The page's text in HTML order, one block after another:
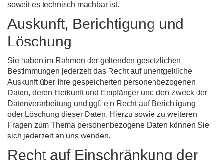
soweit es technisch machbar ist.
Auskunft, Berichtigung und
Löschung
Sie haben im Rahmen der geltenden gesetzlichen
Bestimmungen jederzeit das Recht auf unentgeltliche
Auskunft über Ihre gespeicherten personenbezogenen
Daten, deren Herkunft und Empfänger und den Zweck der
Datenverarbeitung und ggf. ein Recht auf Berichtigung
oder Löschung dieser Daten. Hierzu sowie zu weiteren
Fragen zum Thema personenbezogene Daten können Sie
sich jederzeit an uns wenden.
Recht auf Einschränkung der